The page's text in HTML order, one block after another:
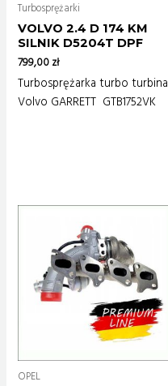
Turbosprężarki
VOLVO 2.4 D 174 KM
SILNIK D5204T DPF
799,00zł
Turbosprężarka turbo turbina
Volvo GARRETT GTB1752VK
OPEL